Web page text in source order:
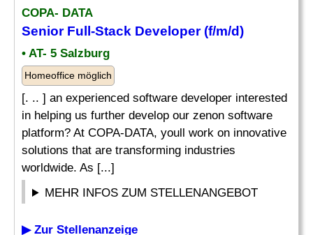
COPA- DATA
Senior Full-Stack Developer(f/m/d)
• AT- 5 Salzburg
Homeoffice möglich
[. .. ] an experienced software developer interested
in helping us further develop our zenon software
platform? At COPA-DATA, youll work on innovative
solutions that are transforming industries
worldwide. As [...]
MEHR INFOS ZUM STELLENANGEBOT
▶ Zur Stellenanzeige